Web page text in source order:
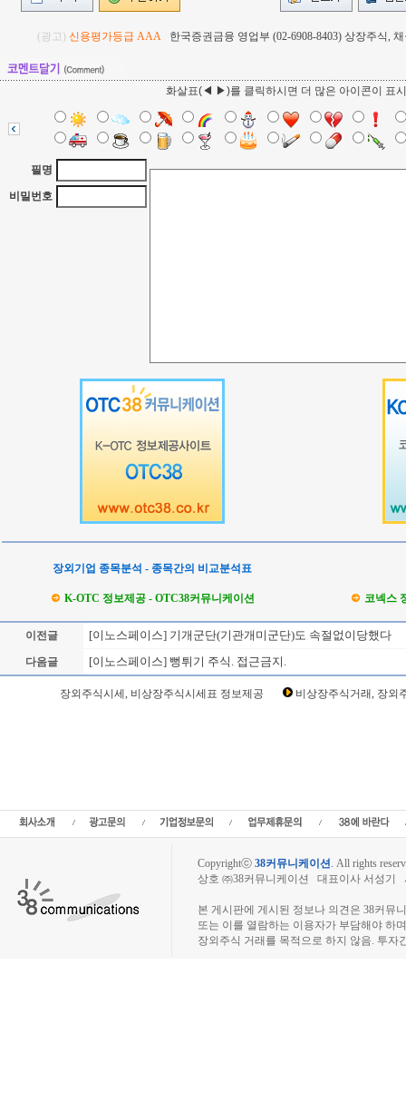
(광고) 신용평가등급 AAA 한국증권금융 영업부 (02-6908-8403) 상장주식,
화살표(◀ ▶)를 클릭하시면 더 많은 아이콘이 표
필명
비밀번호
장외기업 종목분석 - 종목간의 비교분석표
K-OTC 정보제공 - OTC38커뮤니케이션 코넥스
이전글 [이노스페이스] 기개군단(기관개미군단)도 속절없이당했다
다음글 [이노스페이스] 뻥튀기 주식. 접근금지.
장외주식시세, 비상장주식시세표 정보제공
비상장주식거래, 장외
Copyrightⓒ 38커뮤니케이션. All rights
상호 ㈜38커뮤니케이션 대표이사 서성기
본 게시판에 게시된 정보나 의견은 38커뮤
또는 이를 열람하는 이용자가 부담해야 하
장외주식 거래를 목적으로 하지 않음. 투